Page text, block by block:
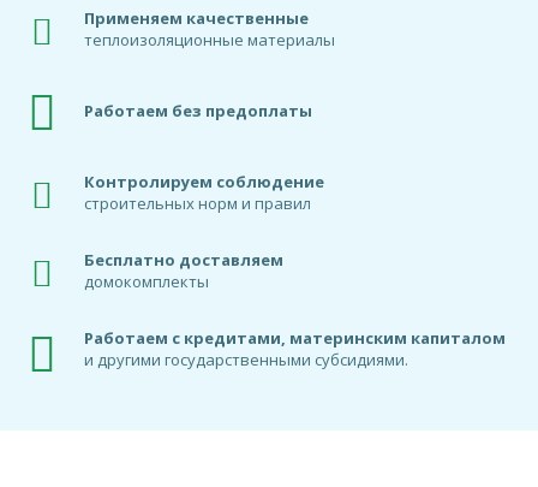
Применяем качественные
теплоизоляционные материалы
Работаем без предоплаты
Контролируем соблюдение
строительных норм и правил
Бесплатно доставляем
домокомплекты
Работаем с кредитами, материнским капиталом
и другими государственными субсидиями.